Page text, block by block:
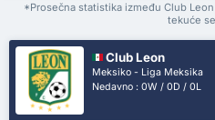
*Prosečna statistika između Club
tekuće
Club Leon
Meksiko - Liga Meksika
Nedavno : 0W / 0D / 0L